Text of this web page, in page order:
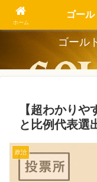
ゴール
【超わかり
と比例代表選
政治
ホーム
ゴール